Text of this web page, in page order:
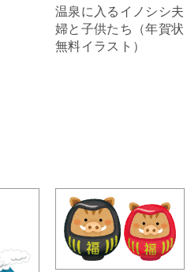
温泉に入るイノシシ夫
婦と子供たち（年賀状
無料イラスト）